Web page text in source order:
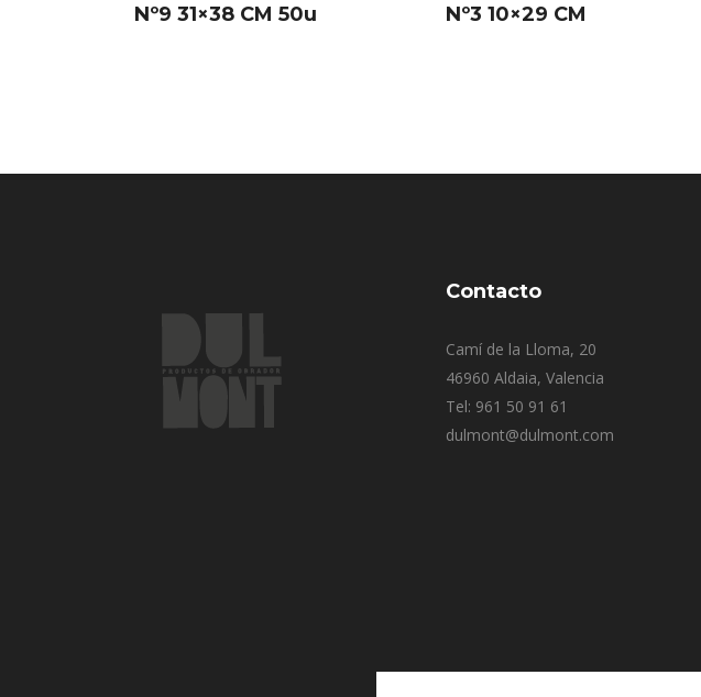
Nº9 31×38 CM 50u
Nº3 10×29 CM
Contacto
Camí de la Lloma, 20
46960 Aldaia, Valencia
Tel: 961 50 91 61
dulmont@dulmont.com